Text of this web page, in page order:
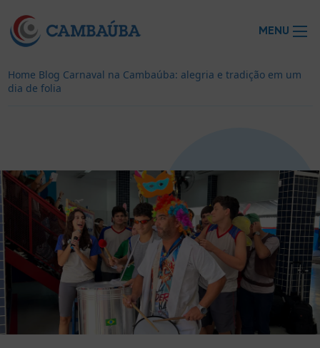
Home Blog Carnaval na Cambaúba: alegria e tradição em um
dia de folia
MENU